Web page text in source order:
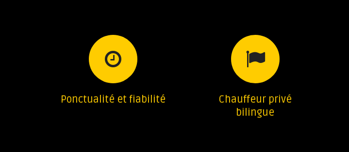
Ponctualité et fiabilité
Chauffeur privé
bilingue